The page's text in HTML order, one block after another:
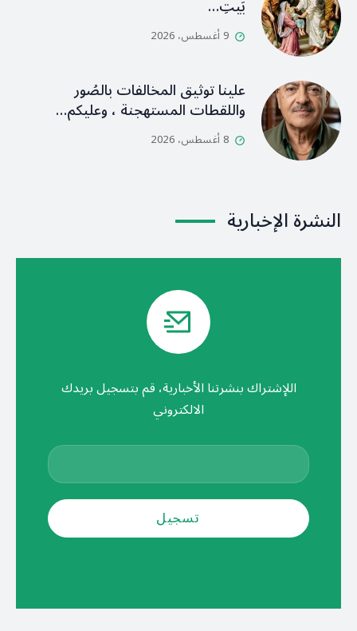
بَيتِ…
9 أغسطس، 2026
علينا توثيق المخالفات بالصُور
واللقطات المستهجنة ، وعليكم…
8 أغسطس، 2026
النشرة الإخبارية
اللإشتراك بنشرتنا الأخبارية، قم بتسجيل بريدك
الالكتروني